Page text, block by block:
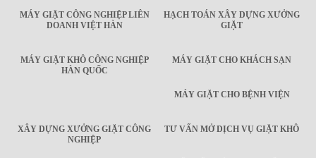
MÁY GIẶT CÔNG NGHIỆP LIÊN
DOANH VIỆT HÀN
HẠCH TOÁN XÂY DỰNG XƯỞNG
GIẶT
MÁY GIẶT KHÔ CÔNG NGHIỆP
HÀN QUỐC
MÁY GIẶT CHO KHÁCH SẠN
MÁY GIẶT CHO BỆNH VIỆN
XÂY DỰNG XƯỞNG GIẶT CÔNG
NGHIỆP
TƯ VẤN MỞ DỊCH VỤ GIẶT KHÔ